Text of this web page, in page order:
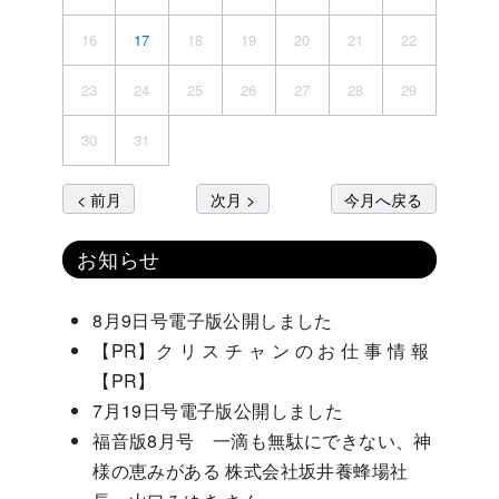
16 17 18 19 20 21 22
23 24 25 26 27 28 29
30 31
< 前月 次月 > 今月へ戻る
お知らせ
8月9日号電子版公開しました
【PR】ク リ ス チ ャ ン の お 仕 事 情 報
【PR】
7月19日号電子版公開しました
福音版8月号 一滴も無駄にできない、神
様の恵みがある 株式会社坂井養蜂場社